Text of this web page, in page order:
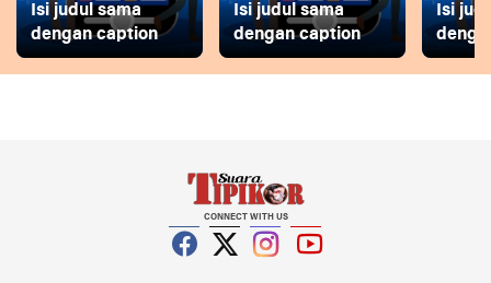
Isi judul sama
dengan caption
Isi judul sama
dengan caption
Isi
CONNECT WITH US